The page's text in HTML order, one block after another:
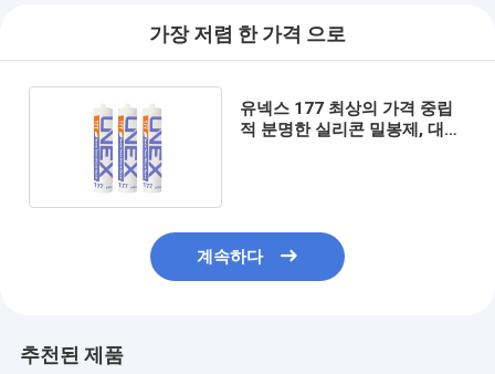
가장 저렴 한 가격 으로
유넥스 177 최상의 가격 중립
적 분명한 실리콘 밀봉제, 대리
계속하다
추천된 제품